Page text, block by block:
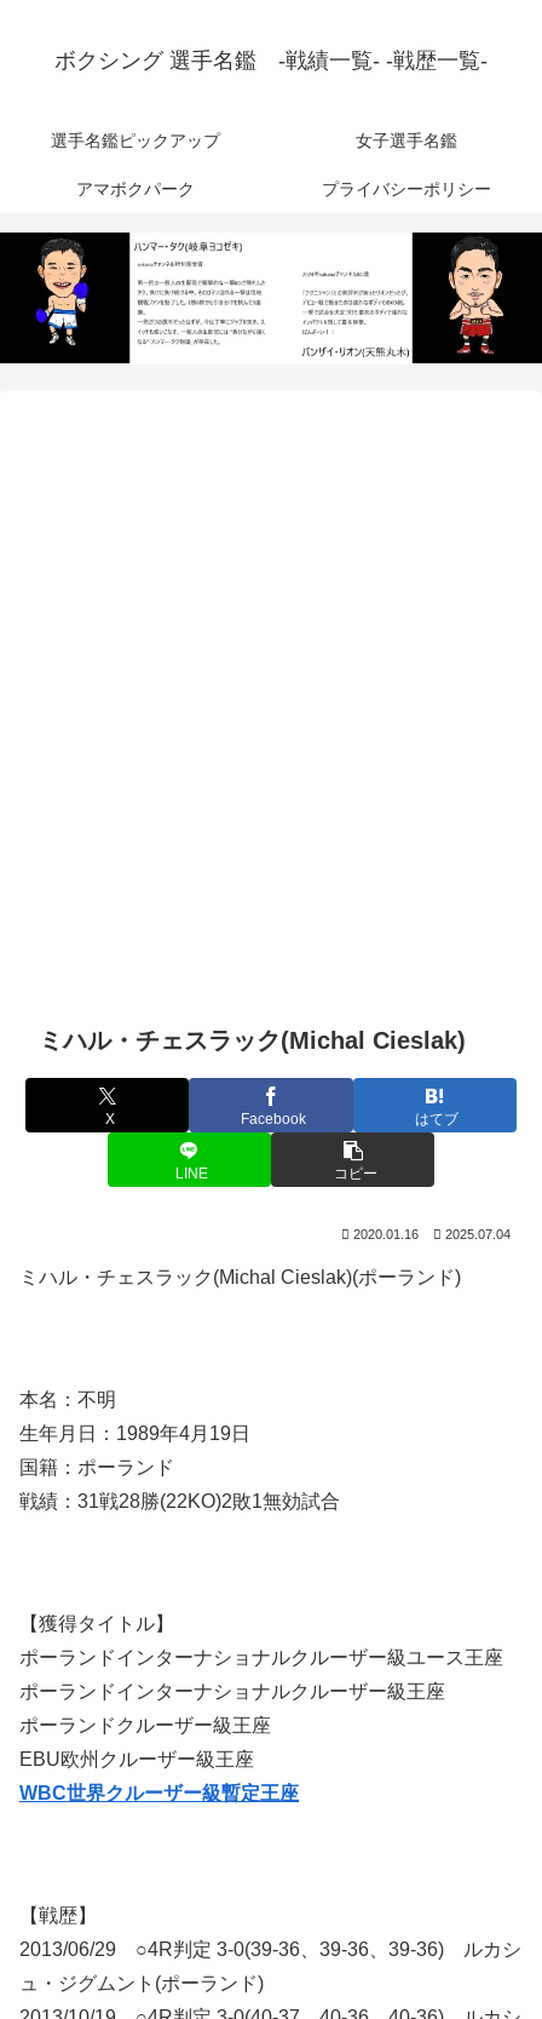
ボクシング 選手名鑑 -戦績一覧- -戦歴一覧-
選手名鑑ピックアップ 女子選手名鑑
アマボクパーク プライバシーポリシー
ミハル・チェスラック(Michal Cieslak)
X Facebook はてブ
LINE コピー
2020.01.16 2025.07.04
ミハル・チェスラック(Michal Cieslak)(ポーランド)
本名：不明
生年月日：1989年4月19日
国籍：ポーランド
戦績：31戦28勝(22KO)2敗1無効試合
【獲得タイトル】
ポーランドインターナショナルクルーザー級ユース王座
ポーランドインターナショナルクルーザー級王座
ポーランドクルーザー級王座
EBU欧州クルーザー級王座
WBC世界クルーザー級暫定王座
【戦歴】
2013/06/29 ○4R判定 3-0(39-36、39-36、39-36) ルカシ
ュ・ジグムント(ポーランド)